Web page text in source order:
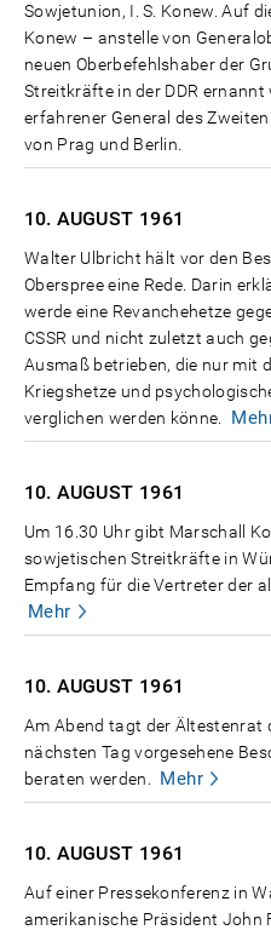
Sowjetunion, I. S. Konew. Auf
Konew – anstelle von
neuen Oberbefehlshaber der
Streitkräfte in der DDR
erfahrener General des
von Prag und Berlin.
10. AUGUST 1961
Walter Ulbricht hält vor den
Oberspree eine Rede. Darin
werde eine Revanchehetze
CSSR und nicht zuletzt auch
Ausmaß betrieben, die nur mit
Kriegshetze und
verglichen werden könne.
10. AUGUST 1961
Um 16.30 Uhr gibt Marschall
sowjetischen Streitkräfte in
Empfang für die Vertreter der
Mehr
10. AUGUST 1961
Am Abend tagt der Ältestenrat
nächsten Tag vorgesehene
beraten werden.
Mehr
10. AUGUST 1961
Auf einer Pressekonferenz in
amerikanische Präsident John